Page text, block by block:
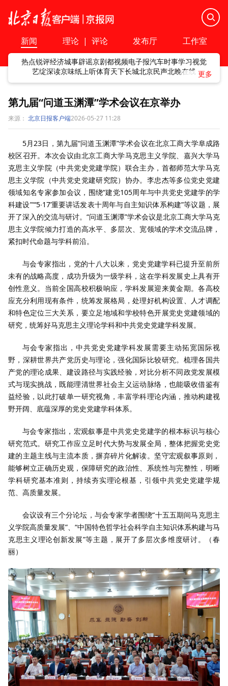
新闻 理论 | 评论 发布厅 工作室
热点锐评经济城事辟谣京剧都视频电子报汽车时事学习视觉
艺绽深读京味纸上听体育天下长城北京民声北晚在线
第九届“问道玉渊潭”学术会议在京举办
来源： 北京日报客户端2026-05-27 11:28
5月23日，第九届“问道玉渊潭”学术会议在北京工商大学阜成路
校区召开。本次会议由北京工商大学马克思主义学院、嘉兴大学马
克思主义学院（中共党史党建学院）联合主办，首都师范大学马克
思主义学院（中共党史党建研究院）协办。李忠杰等多位党史党建
领域知名专家参加会议，围绕“建党105周年与中共党史党建学的学
科建设”“‘5∙17’重要讲话发表十周年与自主知识体系构建”等议题，展
开了深入的交流与研讨。“问道玉渊潭”学术会议是北京工商大学马克
思主义学院倾力打造的高水平、多层次、宽领域的学术交流品牌，
紧扣时代命题与学科前沿。
与会专家指出，党的十八大以来，党史党建学科已提升至前所
未有的战略高度，成功升级为一级学科，这在学科发展史上具有开
创性意义。当前全国高校积极响应，学科发展迎来黄金期。各高校
应充分利用现有条件，统筹发展格局，处理好机构设置、人才调配
和特色定位三大关系，要立足地域和学校特色开展党史党建领域的
研究，统筹好马克思主义理论学科和中共党史党建学科发展。
与会专家指出，中共党史党建学科发展需要主动拓宽国际视
野，深耕世界共产党历史与理论，强化国际比较研究。梳理各国共
产党的理论成果、建设路径与实践经验，对比分析不同政党发展模
式与现实挑战，既能理清世界社会主义运动脉络，也能吸收借鉴有
益经验，以此打破单一研究视角，丰富学科理论内涵，推动构建视
野开阔、底蕴深厚的党史党建学科体系。
与会专家指出，宏观叙事是中共党史党建学的根本标识与核心
研究范式。研究工作应立足时代大势与发展全局，整体把握党史党
建的主题主线与主流本质，摒弃碎片化解读。坚守宏观叙事原则，
能够树立正确历史观，保障研究的政治性、系统性与完整性，明晰
学科研究基本准则，持续夯实理论根基，引领中共党史党建学规
范、高质量发展。
会议设有三个分论坛，与会专家学者围绕“十五五期间马克思主
义学院高质量发展”、“中国特色哲学社会科学自主知识体系构建与马
克思主义理论创新发展”等主题，展开了多层次多维度研讨。（春
丽）